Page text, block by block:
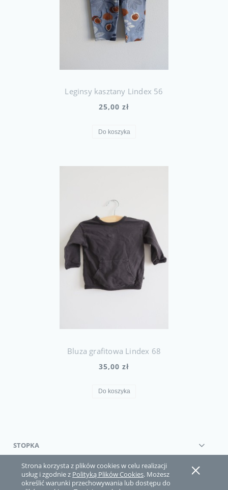
Strona korzysta z plików cookies w celu realizacji
usług i zgodnie z Polityką Plików Cookies. Możesz
określić warunki przechowywania lub dostępu do
Leginsy kasztany Lindex 56
25,00 zł
Do koszyka
Bluza grafitowa Lindex 68
35,00 zł
Do koszyka
STOPKA
Pokaż pełną wersję strony